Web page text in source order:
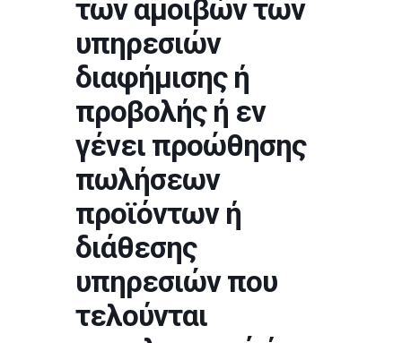
των αμοιβών των
υπηρεσιών
διαφήμισης ή
προβολής ή εν
γένει προώθησης
πωλήσεων
προϊόντων ή
διάθεσης
υπηρεσιών που
τελούνται